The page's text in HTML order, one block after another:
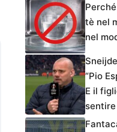
tè nel
nel
“Pio
E il